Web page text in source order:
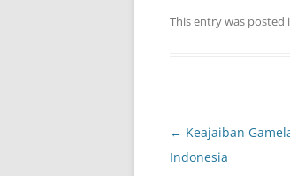
This entry was posted
Post
navigation
← Keajaiban
Indonesia